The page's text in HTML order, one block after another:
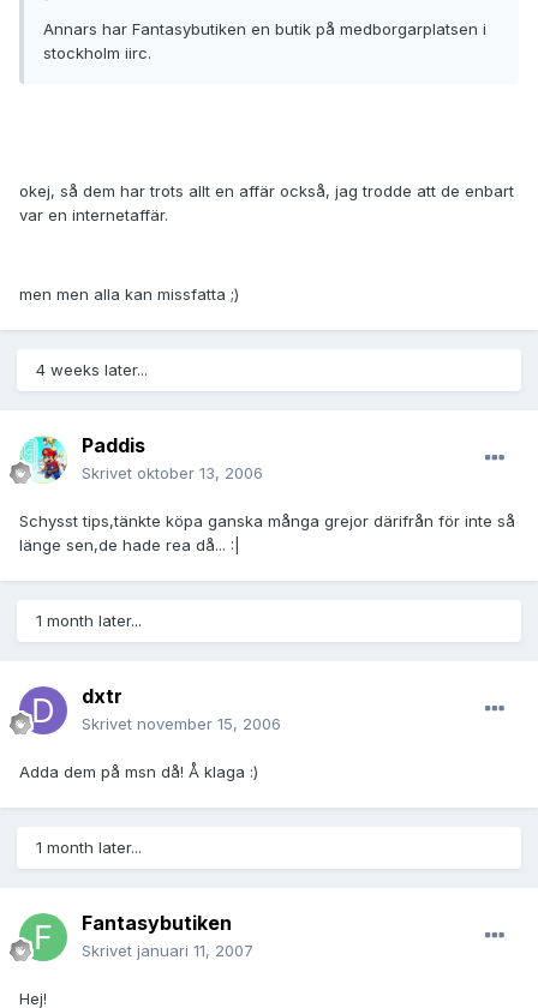
Annars har Fantasybutiken en butik på medborgarplatsen i
stockholm iirc.
okej, så dem har trots allt en affär också, jag trodde att de enbart
var en internetaffär.
men men alla kan missfatta ;)
4 weeks later...
Paddis
Skrivet oktober 13, 2006
Schysst tips,tänkte köpa ganska många grejor därifrån för inte så
länge sen,de hade rea då... :|
1 month later...
dxtr
Skrivet november 15, 2006
Adda dem på msn då! Å klaga :)
1 month later...
Fantasybutiken
Skrivet januari 11, 2007
Hej!